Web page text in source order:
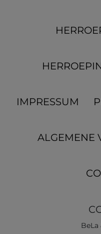
IMPRESSUM
ALGEMENE
BeLa